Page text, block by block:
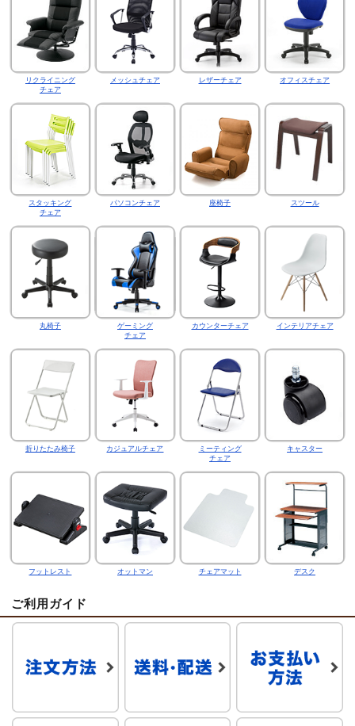
リクライニング
チェア
メッシュチェア レザーチェア オフィスチェア
スタッキング
チェア
パソコンチェア 座椅子 スツール
丸椅子
ゲーミング
チェア
カウンターチェア インテリアチェア
折りたたみ椅子 カジュアルチェア
ミーティング
チェア
キャスター
フットレスト オットマン チェアマット デスク
ご利用ガイド